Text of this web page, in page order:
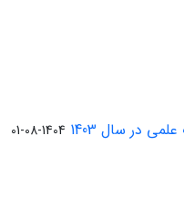
در سال 1403 1404-08-01